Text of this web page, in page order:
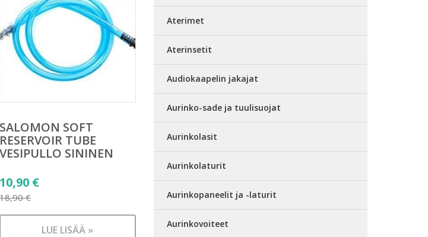
SALOMON SOFT
RESERVOIR TUBE
VESIPULLO SININEN
18,90€
Alkuperäinen
hinta
oli:
10,90 €
Nykyinen
LUE LISÄÄ »
Aterimet
Aterinsetit
Audiokaapelin jakajat
Aurinko-sade ja tuulisuojat
Aurinkolasit
Aurinkolaturit
Aurinkopaneelit ja -laturit
Aurinkovoiteet